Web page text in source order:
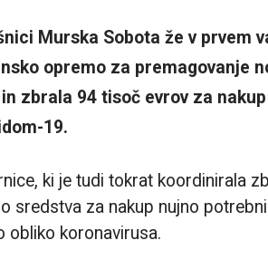
Murska Sobota že v prvem
opremo za premagovanje
zbrala 94 tisoč evrov za
19.
ki je tudi tokrat koordinirala
sredstva za nakup nujno
obliko koronavirusa.